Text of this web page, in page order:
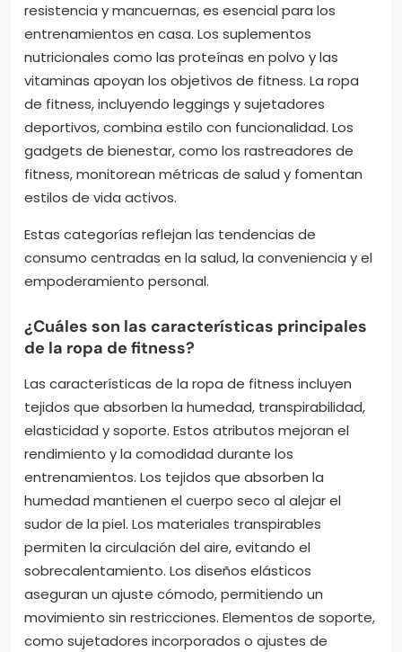
resistencia y mancuernas, es esencial para los
entrenamientos en casa. Los suplementos
nutricionales como las proteínas en polvo y las
vitaminas apoyan los objetivos de fitness. La ropa
de fitness, incluyendo leggings y sujetadores
deportivos, combina estilo con funcionalidad. Los
gadgets de bienestar, como los rastreadores de
fitness, monitorean métricas de salud y fomentan
estilos de vida activos.
Estas categorías reflejan las tendencias de
consumo centradas en la salud, la conveniencia y el
empoderamiento personal.
¿Cuáles son las características principales
de la ropa de fitness?
Las características de la ropa de fitness incluyen
tejidos que absorben la humedad, transpirabilidad,
elasticidad y soporte. Estos atributos mejoran el
rendimiento y la comodidad durante los
entrenamientos. Los tejidos que absorben la
humedad mantienen el cuerpo seco al alejar el
sudor de la piel. Los materiales transpirables
permiten la circulación del aire, evitando el
sobrecalentamiento. Los diseños elásticos
aseguran un ajuste cómodo, permitiendo un
movimiento sin restricciones. Elementos de soporte,
como sujetadores incorporados o ajustes de